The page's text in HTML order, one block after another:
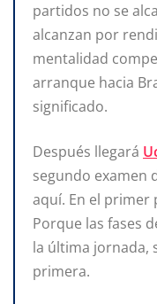
partidos no se
alcanzan por
mentalidad
arranque hacia
significado.
Después llegará
segundo examen
aquí. En el primer
Porque las fases
la última jornada,
primera.